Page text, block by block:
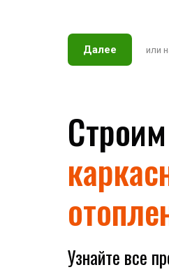
Далее или
Узнайте все